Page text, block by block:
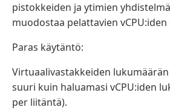
pistokkeiden ja ytimien
muodostaa pelattavien vCPU:iden
Paras käytäntö:
Virtuaalivastakkeiden
suuri kuin haluamasi vCPU:iden
per liitäntä).